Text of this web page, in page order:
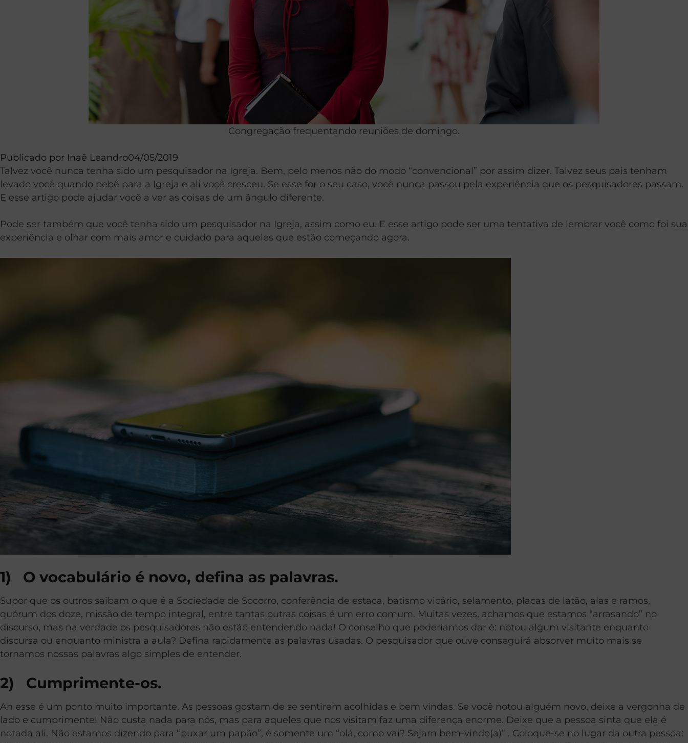
Congregação frequentando reuniões de domingo.
Publicado por Inaê Leandro04/05/2019
Talvez você nunca tenha sido um pesquisador na Igreja. Bem, pelo menos não do modo “convencional” por assim dizer. Talvez seus pais tenham
levado você quando bebê para a Igreja e ali você cresceu. Se esse for o seu caso, você nunca passou pela experiência que os pesquisadores passam.
E esse artigo pode ajudar você a ver as coisas de um ângulo diferente.
Pode ser também que você tenha sido um pesquisador na Igreja, assim como eu. E esse artigo pode ser uma tentativa de lembrar você como foi sua
experiência e olhar com mais amor e cuidado para aqueles que estão começando agora.
1) O vocabulário é novo, defina as palavras.
Supor que os outros saibam o que é a Sociedade de Socorro, conferência de estaca, batismo vicário, selamento, placas de latão, alas e ramos,
quórum dos doze, missão de tempo integral, entre tantas outras coisas é um erro comum. Muitas vezes, achamos que estamos “arrasando” no
discurso, mas na verdade os pesquisadores não estão entendendo nada! O conselho que poderíamos dar é: notou algum visitante enquanto
discursa ou enquanto ministra a aula? Defina rapidamente as palavras usadas. O pesquisador que ouve conseguirá absorver muito mais se
tornamos nossas palavras algo simples de entender.
2) Cumprimente-os.
Ah esse é um ponto muito importante. As pessoas gostam de se sentirem acolhidas e bem vindas. Se você notou alguém novo, deixe a vergonha de
lado e cumprimente! Não custa nada para nós, mas para aqueles que nos visitam faz uma diferença enorme. Deixe que a pessoa sinta que ela é
notada ali. Não estamos dizendo para “puxar um papão”, é somente um “olá, como vai? Sejam bem-vindo(a)” . Coloque-se no lugar da outra pessoa: